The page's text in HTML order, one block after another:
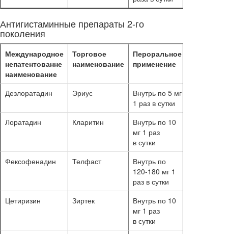
Антигистаминные препараты 2-го
поколения
Международное
непатентованне
наименование
Торговое
наименование
Пероральное
применение
Дезлоратадин Эриус
Внутрь по 5 мг
1 раз в сутки
Лоратадин Кларитин
Внутрь по 10
мг 1 раз
в сутки
Фексофенадин Телфаст
Внутрь по
120-180 мг 1
раз в сутки
Цетиризин Зиртек
Внутрь по 10
мг 1 раз
в сутки